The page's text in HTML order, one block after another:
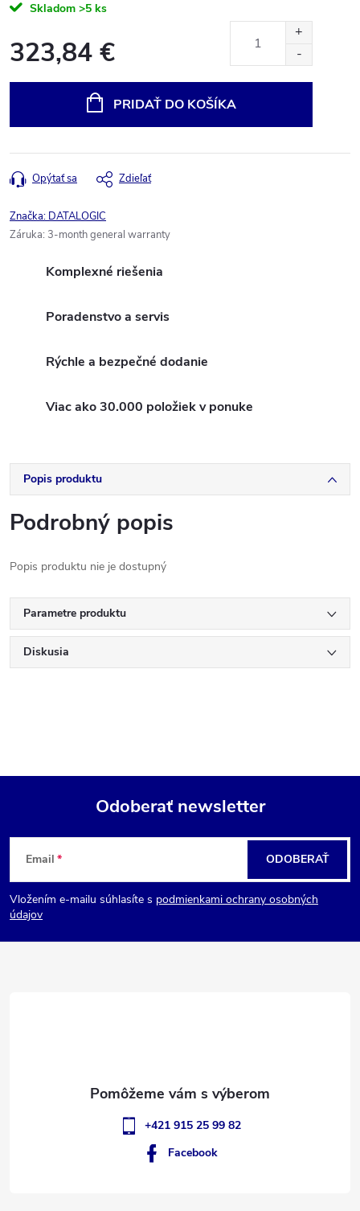
Skladom >5 ks
323,84 €
PRIDAŤ DO KOŠÍKA
Opýtať sa Zdieľať
Značka: DATALOGIC
Záruka: 3-month general warranty
Komplexné riešenia
Poradenstvo a servis
Rýchle a bezpečné dodanie
Viac ako 30.000 položiek v ponuke
Popis produktu
Podrobný popis
Popis produktu nie je dostupný
Parametre produktu
Diskusia
Z
á
p
Odoberať newsletter
Email
Vložením e-mailu súhlasíte s podmienkami ochrany osobných
údajov
ODOBERAŤ
+421 915 25 99 82
Facebook